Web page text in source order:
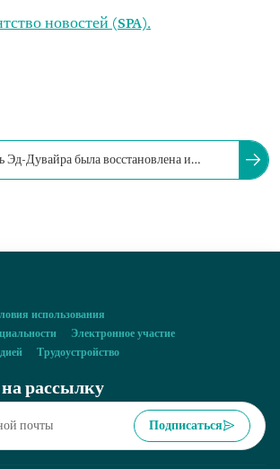
новостей (SPA).
Эд-Дувайра была восстановлена и
использования
Электронное участие
Трудоустройство
рассылку
Подписаться